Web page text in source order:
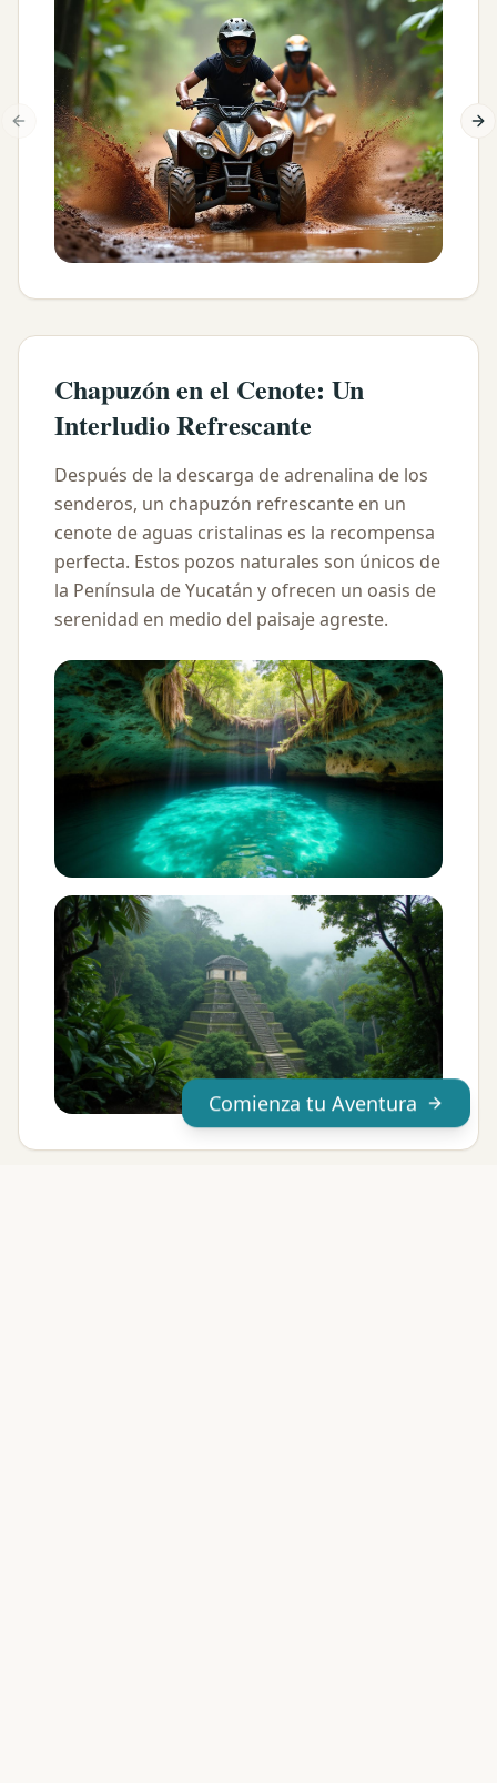
Previous slide
Chapuzón en el Cenote: Un
Interludio Refrescante
Después de la descarga de adrenalina de los
senderos, un chapuzón refrescante en un
cenote de aguas cristalinas es la recompensa
perfecta. Estos pozos naturales son únicos de
la Península de Yucatán y ofrecen un oasis de
serenidad en medio del paisaje agreste.
Comienza tu Aventura